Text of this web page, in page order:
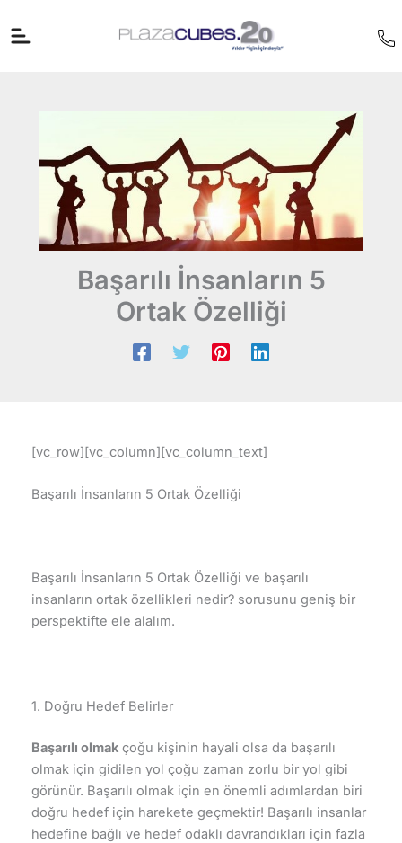
atla
Başarılı İnsanların 5
Ortak Özelliği
[vc_row][vc_column][vc_column_text]
Başarılı İnsanların 5 Ortak Özelliği
Başarılı İnsanların 5 Ortak Özelliği ve başarılı
insanların ortak özellikleri nedir? sorusunu geniş bir
perspektifte ele alalım.
1. Doğru Hedef Belirler
Başarılı olmakçoğu kişinin hayali olsa da başarılı
olmak için gidilen yol çoğu zaman zorlu bir yol gibi
görünür. Başarılı olmak için en önemli adımlardan biri
doğru hedef için harekete geçmektir! Başarılı insanlar
hedefine bağlı ve hedef odaklı davrandıkları için fazla